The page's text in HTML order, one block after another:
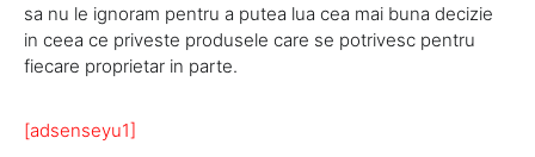
sa nu le ignoram pentru a putea lua cea mai buna decizie
in ceea ce priveste produsele care se potrivesc pentru
fiecare proprietar in parte.
[adsenseyu1]